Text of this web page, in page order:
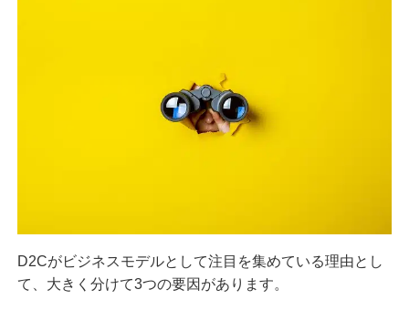
D2Cがビジネスモデルとして注目を集めている理由とし
て、大きく分けて3つの要因があります。